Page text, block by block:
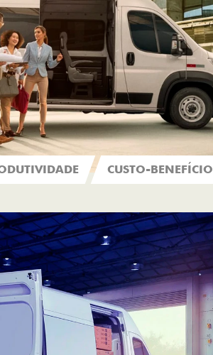
CUSTO-BENEFÍCIO